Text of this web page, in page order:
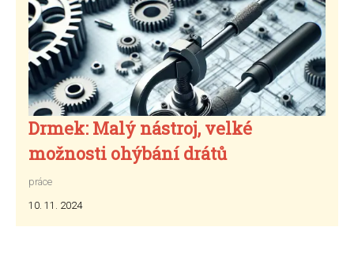
Drmek: Malý nástroj, velké
možnosti ohýbání drátů
práce
10. 11. 2024